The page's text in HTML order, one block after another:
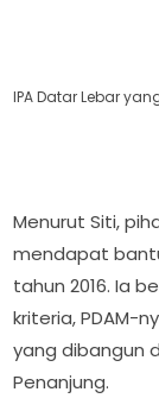
IPA Datar Lebar
Menurut Siti,
mendapat
tahun 2016. Ia
kriteria, PDAM-
yang dibangun
Penanjung.